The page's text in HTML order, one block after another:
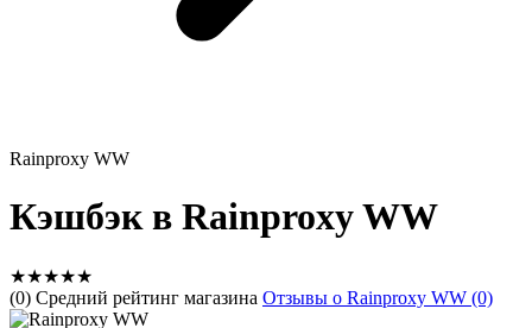
Rainproxy WW
Кэшбэк в Rainproxy WW
★★★★★
(0) Средний рейтинг магазина Отзывы о Rainproxy WW (0)